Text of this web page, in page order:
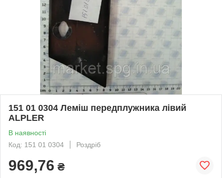
151 01 0304 Леміш передплужника лівий
ALPLER
В наявності
Код: 151 01 0304
Роздріб
969,76 ₴